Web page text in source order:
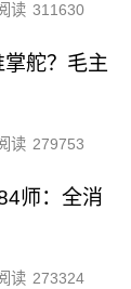
读 311630
舵？毛主
读 279753
师：全消
读 273324